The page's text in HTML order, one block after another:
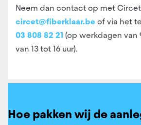
Neem dan contact op met
circet@fiberklaar.be of via het
03 808 82 21 (op werkdagen van
van 13 tot 16 uur).
Hoe pakken wij de